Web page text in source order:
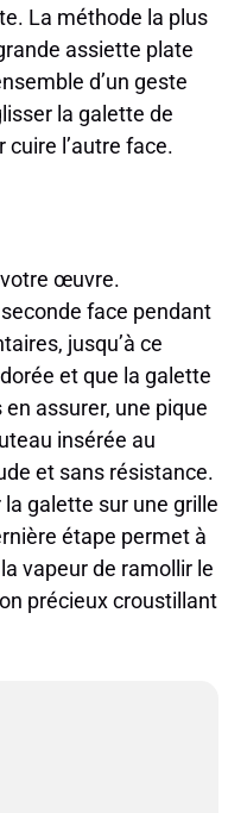
La méthode la plus
assiette plate
d’un geste
la galette de
cuire l’autre face.
œuvre.
face pendant
jusqu’à ce
et que la galette
assurer, une pique
insérée au
et sans résistance.
galette sur une grille
étape permet à
vapeur de ramollir le
précieux croustillant